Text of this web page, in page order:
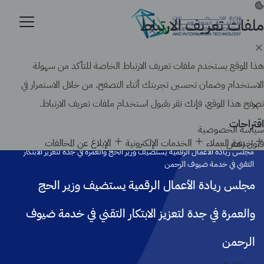
موقع حكومي رسمي تابع لحكومة المملكة العربية السعودية
كيف تتحقق
تجاوز
إلى
المحتوى
الرئيسي
اقتراحات
خدمة العملاء الخدمات الإلكترونية الإبلاغ عن المخالفات الرئيسية
أخبار الوزارة
مجلس ريادة الأعمال الرقمية يستضيف وزير الحج والعمرة في جدة لتعزيز الابتكار
التقني في خدمة ضيوف الرحمن
مجلس ريادة الأعمال الرقمية يستضيف وزير الحج
والعمرة في جدة لتعزيز الابتكار التقني في خدمة ضيوف
الرحمن
ملفات تعريف الارتباط
هذا الموقع يستخدم ملفات تعريف الارتباط الخاصة للتأكد من سهولة
الاستخدام وضمان تحسين تجربتك أثناء التصفح. من خلال الاستمرار في
تصفح هذا الموقع، فإنك تقر بقبول استخدام ملفات تعريف الارتباط.
سياسة الخصوصية
قبولرفض